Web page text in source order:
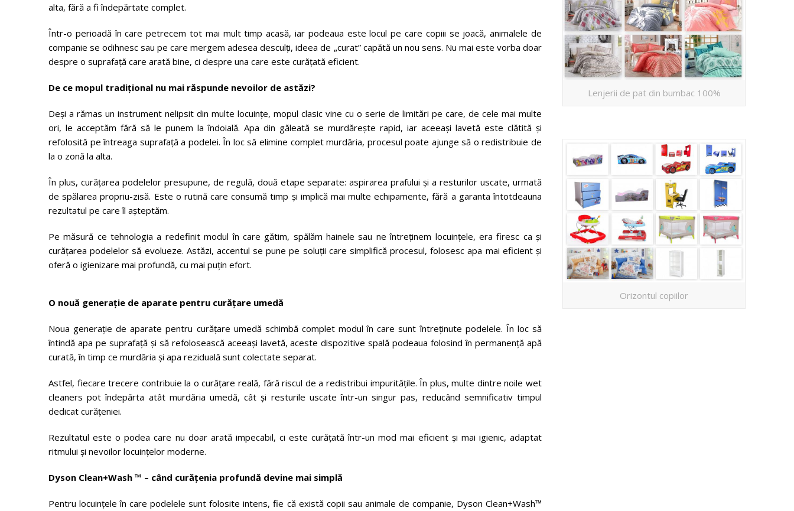
alta, fără a fi îndepărtate complet.
Într-o perioadă în care petrecem tot mai mult timp acasă, iar podeaua este locul pe care copiii se joacă, animalele de
companie se odihnesc sau pe care mergem adesea desculți, ideea de „curat” capătă un nou sens. Nu mai este vorba doar
despre o suprafață care arată bine, ci despre una care este curățată eficient.
De ce mopul tradițional nu mai răspunde nevoilor de astăzi?
Deși a rămas un instrument nelipsit din multe locuințe, mopul clasic vine cu o serie de limitări pe care, de cele mai multe
ori, le acceptăm fără să le punem la îndoială. Apa din găleată se murdărește rapid, iar aceeași lavetă este clătită și
refolosită pe întreaga suprafață a podelei. În loc să elimine complet murdăria, procesul poate ajunge să o redistribuie de
la o zonă la alta.
În plus, curățarea podelelor presupune, de regulă, două etape separate: aspirarea prafului și a resturilor uscate, urmată
de spălarea propriu-zisă. Este o rutină care consumă timp și implică mai multe echipamente, fără a garanta întotdeauna
rezultatul pe care îl așteptăm.
Pe măsură ce tehnologia a redefinit modul în care gătim, spălăm hainele sau ne întreținem locuințele, era firesc ca și
curățarea podelelor să evolueze. Astăzi, accentul se pune pe soluții care simplifică procesul, folosesc apa mai eficient și
oferă o igienizare mai profundă, cu mai puțin efort.
O nouă generație de aparate pentru curățare umedă
Noua generație de aparate pentru curățare umedă schimbă complet modul în care sunt întreținute podelele. În loc să
întindă apa pe suprafață și să refolosească aceeași lavetă, aceste dispozitive spală podeaua folosind în permanență apă
curată, în timp ce murdăria și apa reziduală sunt colectate separat.
Astfel, fiecare trecere contribuie la o curățare reală, fără riscul de a redistribui impuritățile. În plus, multe dintre noile wet
cleaners pot îndepărta atât murdăria umedă, cât și resturile uscate într-un singur pas, reducând semnificativ timpul
dedicat curățeniei.
Rezultatul este o podea care nu doar arată impecabil, ci este curățată într-un mod mai eficient și mai igienic, adaptat
ritmului și nevoilor locuințelor moderne.
Dyson Clean+Wash ™ – când curățenia profundă devine mai simplă
Pentru locuințele în care podelele sunt folosite intens, fie că există copii sau animale de companie, Dyson Clean+Wash™
Lenjerii de pat din bumbac 100%
Orizontul copiilor